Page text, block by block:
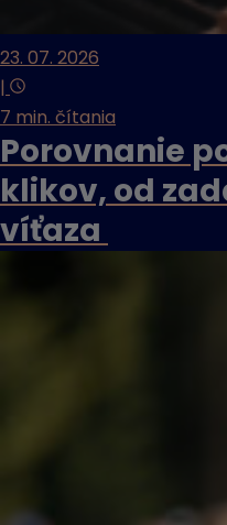
23. 07. 2026
|
7 min. čítania
Porovnanie
klikov, od
víťaza